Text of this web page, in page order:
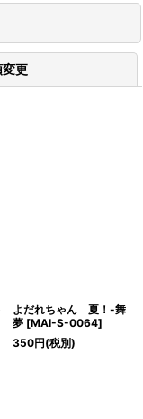
更
よだれちゃん 夏！-舞
夢 [MAI-S-0064]
350円(税別)